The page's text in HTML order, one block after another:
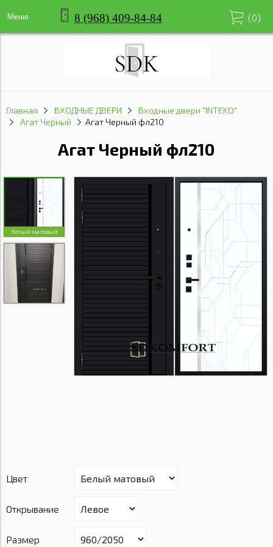
Меню 8 (968) 409-84-84 (0)
Главная ВХОДНЫЕ ДВЕРИ
Входные двери "INTEKO"
Агат Черный
Агат Черный фл210
Агат Черный фл210
белый матовый
Цвет
Открывание
Размер